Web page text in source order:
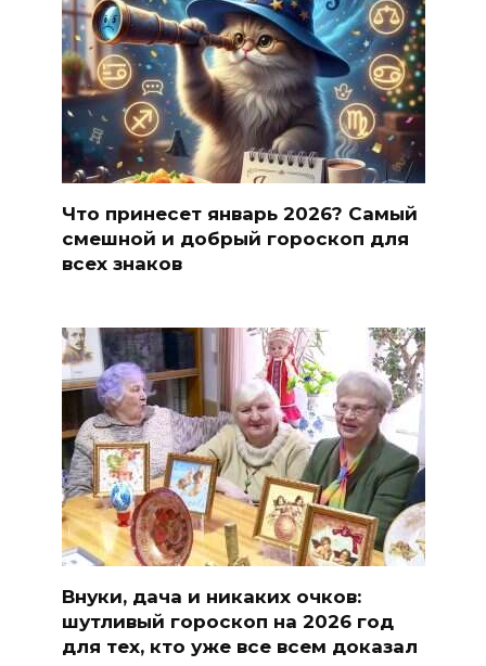
Что принесет январь 2026? Самый
смешной и добрый гороскоп для
всех знаков
Внуки, дача и никаких очков:
шутливый гороскоп на 2026 год
для тех, кто уже все всем доказал